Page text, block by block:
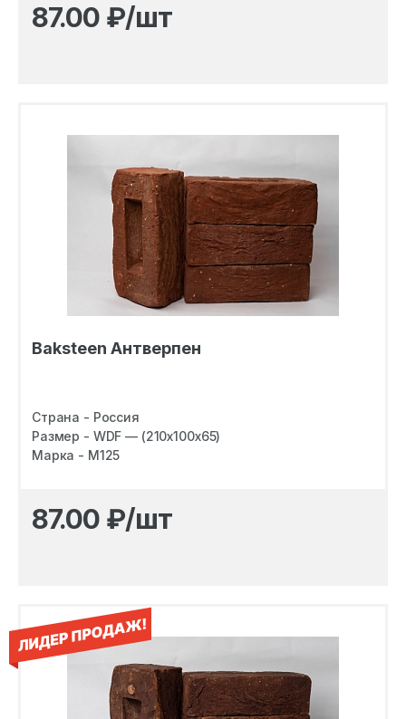
87.00 ₽/шт
Baksteen Антверпен
Страна - Россия
Размер - WDF — (210х100х65)
Марка - M125
87.00 ₽/шт